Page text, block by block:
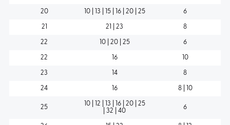
20 10 | 13 | 15 | 16 | 20 | 25 6
21 21 | 23 8
22 10 | 20 | 25 6
22 16 10
23 14 8
24 16 8 | 10
25
10 | 12 | 13 | 16 | 20 | 25
| 32 | 40
6